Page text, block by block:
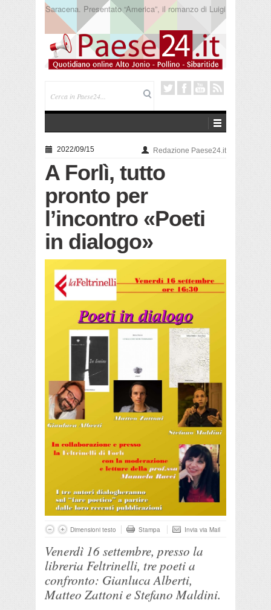
Trebisacce. Cento anni per la processione in mare
di San Rocco. Arriva la reliquia
2022/09/15 Redazione Paese24.it
A Forlì, tutto
pronto per
l’incontro «Poeti
in dialogo»
Dimensioni testo Stampa Invia via Mail
Venerdì 16 settembre, presso la
libreria Feltrinelli, tre poeti a
confronto: Gianluca Alberti,
Matteo Zattoni e Stefano Maldini.